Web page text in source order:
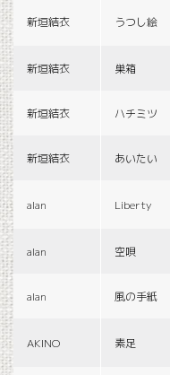
新垣結衣 うつし絵
新垣結衣 巣箱
新垣結衣 ハチミツ
新垣結衣 あいたい
alan Liberty
alan 空唄
alan 風の手紙
AKINO 素足